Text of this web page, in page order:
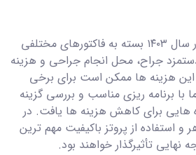
هزینه عمل پروتز سینه در سال ۱۴۰۳ بسته به فاکتورهای مختلفی
دستمزد جراح، محل انجام جراحی و هزینه
هزینه ها ممکن است برای برخی
با برنامه ریزی مناسب و بررسی گزینه
هایی برای کاهش هزینه ها یافت. در
و استفاده از پروتز باکیفیت مهم ترین
نهایی تأثیرگذار خواهند بود.